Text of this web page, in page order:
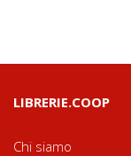
LIBRERIE.COOP
Chi siamo